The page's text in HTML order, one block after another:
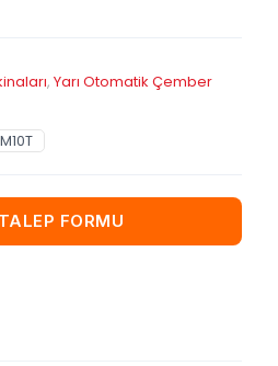
, Yarı Otomatik Çember
FORMU